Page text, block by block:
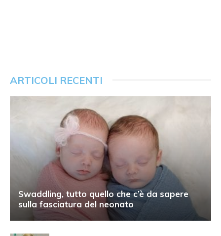
ARTICOLI RECENTI
Swaddling, tutto quello che c’è da sapere
sulla fasciatura del neonato